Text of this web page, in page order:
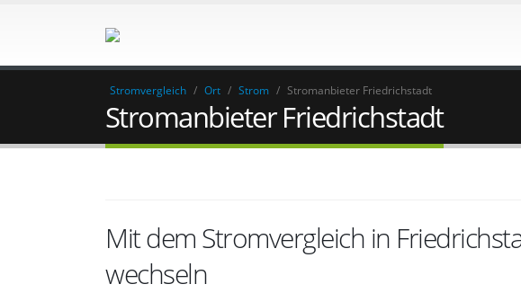
Stromvergleich / Ort / Strom / Stromanbieter Friedrichstadt
Stromanbieter Friedrichstadt
Mit dem Stromvergleich in
wechseln